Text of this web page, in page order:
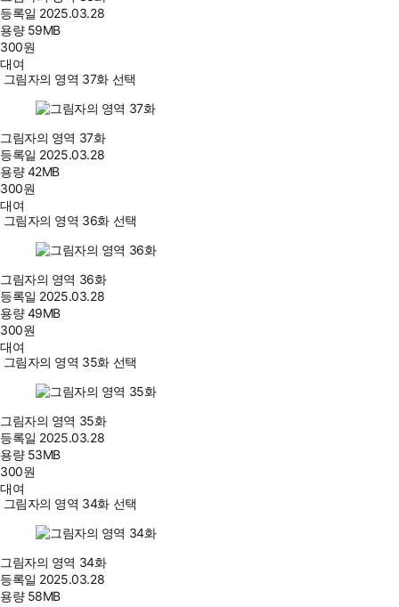
등록일 2025.03.28
용량 59MB
300원
대여
그림자의 영역 37화 선택
그림자의 영역 37화
등록일 2025.03.28
용량42MB
300원
대여
그림자의 영역 36화 선택
그림자의 영역 36화
등록일 2025.03.28
용량49MB
300원
대여
그림자의 영역 35화 선택
그림자의 영역 35화
등록일 2025.03.28
용량 53MB
300원
대여
그림자의 영역 34화 선택
그림자의 영역 34화
등록일 2025.03.28
용량 58MB